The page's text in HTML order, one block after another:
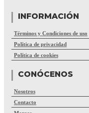
INFORMACIÓN
Términos y Condiciones de uso
Política de privacidad
Política de cookies
CONÓCENOS
Nosotros
Contacto